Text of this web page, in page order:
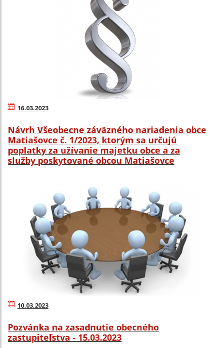
16.03.2023
Návrh Všeobecne záväzného nariadenia obce
Matiašovce č. 1/2023, ktorým sa určujú
poplatky za užívanie majetku obce a za
služby poskytované obcou Matiašovce
10.03.2023
Pozvánka na zasadnutie obecného
zastupiteľstva - 15.03.2023